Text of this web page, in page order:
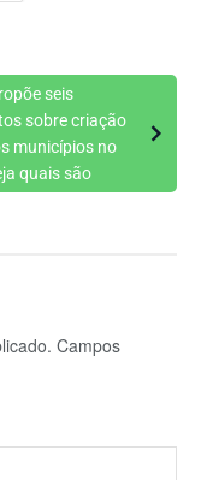
seis
sobre criação
municípios no
quais são
Campos